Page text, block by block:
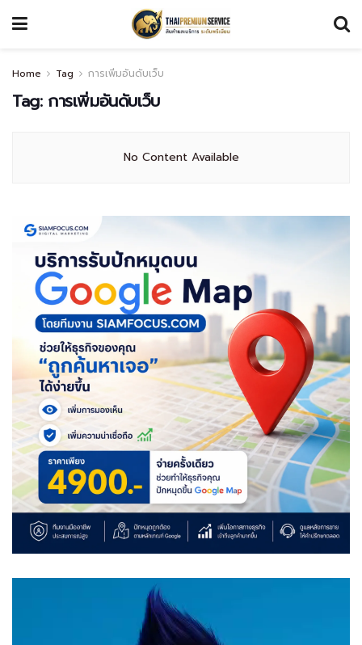
Home Tag การเพิ่มอันดับเว็บ
Tag: การเพิ่มอันดับเว็บ
No Content Available